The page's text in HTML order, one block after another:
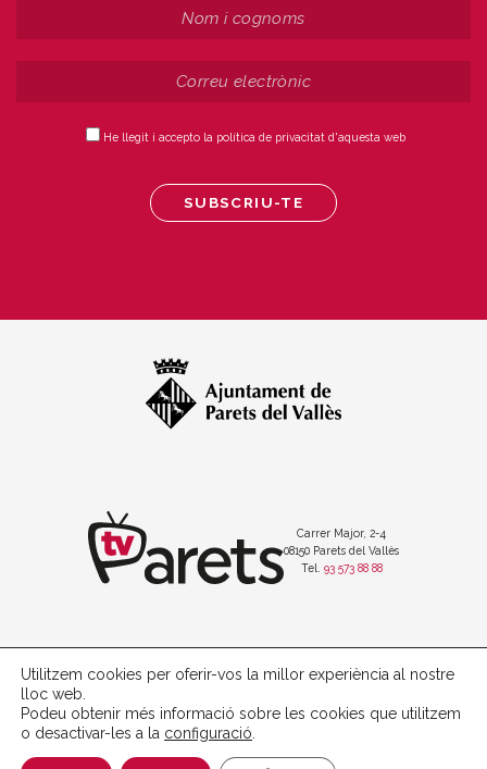
He llegit i accepto la política de privacitat d'aquesta web
Carrer Major, 2-4
08150 Parets del Vallès
Tel. 93 573 88 88
Política de protecció de dades
Política de cookies
Utilitzem cookies per oferir-vos la millor experiència al nostre
lloc web.
Podeu obtenir més informació sobre les cookies que utilitzem
o desactivar-les a la configuració